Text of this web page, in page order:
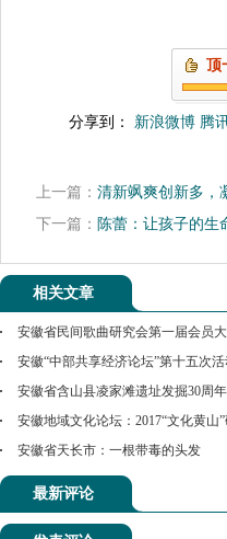
顶
分享到： 新浪微博 腾
上一篇： 清新飒爽创新多，
下一篇： 陈蕾：让孩子的生
相关文章
安徽省民间歌曲研究会第一届会员
安徽“中部共享经济论坛”第十五次
安徽省含山县凌家滩遗址发掘30周
安徽地域文化论坛：2017“文化黄山
安徽省天长市：一根带毒的头发
最新评论